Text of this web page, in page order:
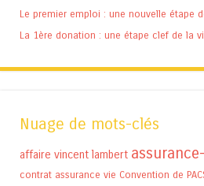
Le premier emploi : une nouvelle étape
La 1ère donation : une étape clef de la
Nuage de mots-clés
affaire vincent lambert
contrat assurance vie Convention de